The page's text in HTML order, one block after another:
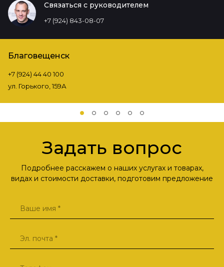
Связаться с руководителем
+7 (924) 843-08-07
Благовещенск
+7 (924) 44 40 100
ул. Горького, 159А
Задать вопрос
Подробнее расскажем о наших услугах и товарах,
видах и стоимости доставки, подготовим предложение